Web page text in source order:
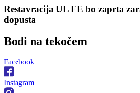
Restavracija UL FE bo zaprta
dopusta
Bodi na tekočem
Facebook
Instagram